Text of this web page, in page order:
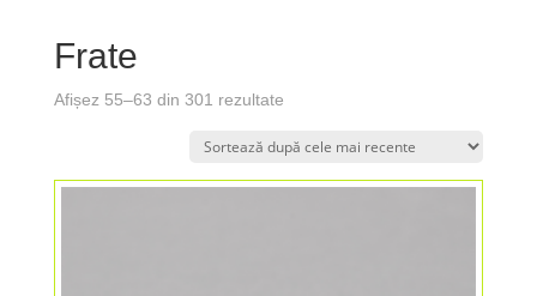
Frate
Afișez 55–63 din 301 rezultate